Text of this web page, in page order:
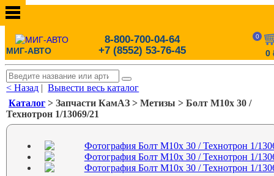
МИГ-АВТО
8-800-700-04-64
+7 (8552) 53-76-45
0
0
< Назад |Вывести весь каталог
Каталог > Запчасти КамАЗ > Метизы > Болт М10х 30 /
Технотрон 1/13069/21